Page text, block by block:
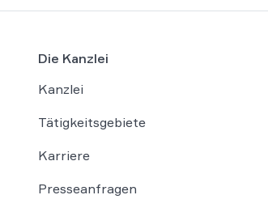
Die Kanzlei
Kanzlei
Tätigkeitsgebiete
Karriere
Presseanfragen